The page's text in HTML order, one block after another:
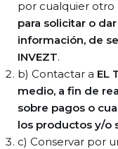
por cualquier otro
para solicitar o
información, de
INVEZT.
b) Contactar a EL
medio, a fin de
sobre pagos o
los productos y/o
c) Conservar por